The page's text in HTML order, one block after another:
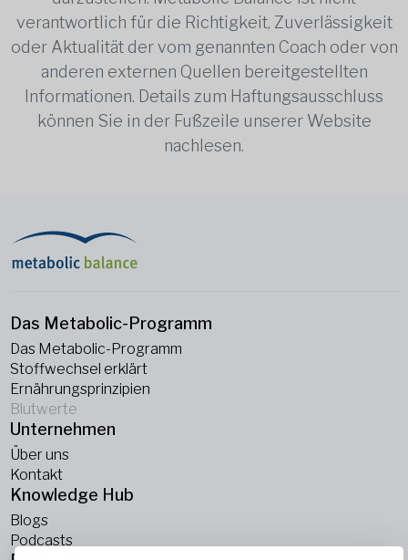
verantwortlich für die Richtigkeit, Zuverlässigkeit
oder Aktualität der vom genannten Coach oder von
anderen externen Quellen bereitgestellten
Informationen. Details zum Haftungsausschluss
können Sie in der Fußzeile unserer Website
nachlesen.
Das Metabolic-Programm
Das Metabolic-Programm
Stoffwechsel erklärt
Ernährungsprinzipien
Blutwerte
Unternehmen
Über uns
Kontakt
Knowledge Hub
Blogs
Podcasts